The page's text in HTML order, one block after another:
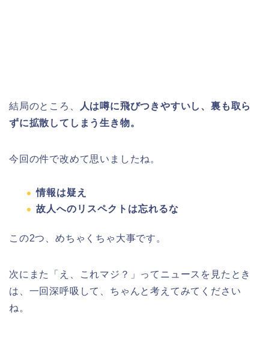
結局のところ、
人は噂に飛びつきやすいし、裏も取ら
ずに拡散してしまう生き物。
今回の件で改めて思いましたね。
情報は疑え
故人へのリスペクトは忘れるな
この2つ、めちゃくちゃ大事です。
次にまた「え、これマジ？」ってニュースを見たとき
は、一回深呼吸して、ちゃんと考えてみてください
ね。